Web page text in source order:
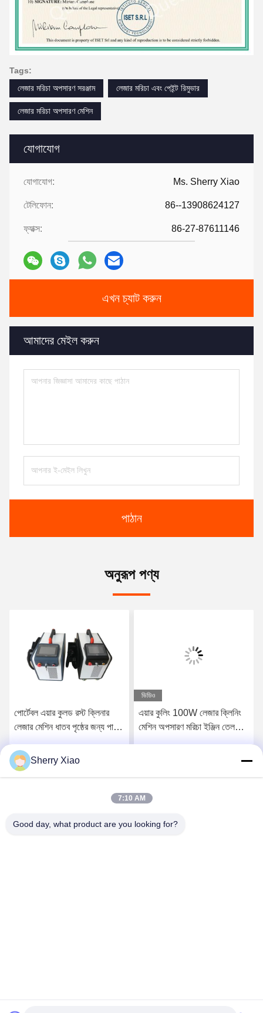
যোগাযোগ
যোগাযোগ: Ms. Sherry Xiao
টেলিফোন: 86--13908624127
ফ্যাক্স: 86-27-87611146
এখন চ্যাট করুন
আমাদের মেইল করুন
পাঠান
Tags:
লেজার মরিচা অপসারণ সরঞ্জাম
লেজার মরিচা এবং পেইন্ট রিমুভার
লেজার মরিচা অপসারণ মেশিন
অনুরূপ পণ্য
পোর্টেবল এয়ার কুলড রস্ট ক্লিনার
লেজার মেশিন ধাতব পৃষ্ঠের জন্য পালস
পেইন্ট অপসারণ 200W
ভিডিও
এয়ার কুলিং 100W লেজার ক্লিনিং
মেশিন অপসারণ মরিচা ইঞ্জিন তেল
Sherry Xiao
7:10 AM
Good day, what product are you looking for?